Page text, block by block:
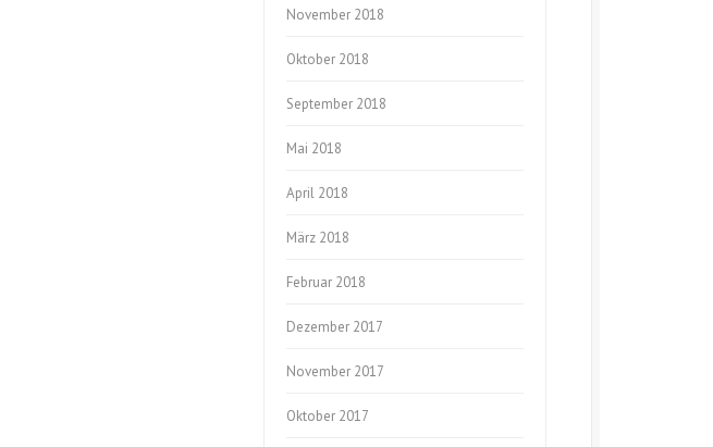
November 2018
Oktober 2018
September 2018
Mai 2018
April 2018
März 2018
Februar 2018
Dezember 2017
November 2017
Oktober 2017